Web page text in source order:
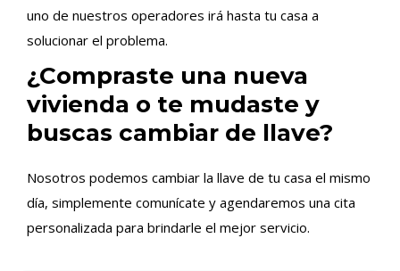
uno de nuestros operadores irá hasta tu casa a
solucionar el problema.
¿Compraste una nueva
vivienda o te mudaste y
buscas cambiar de llave?
Nosotros podemos cambiar la llave de tu casa el mismo
día, simplemente comunícate y agendaremos una cita
personalizada para brindarle el mejor servicio.